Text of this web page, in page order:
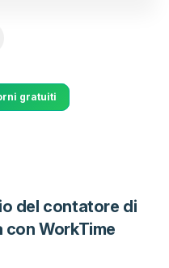
gratuiti
del contatore di
WorkTime